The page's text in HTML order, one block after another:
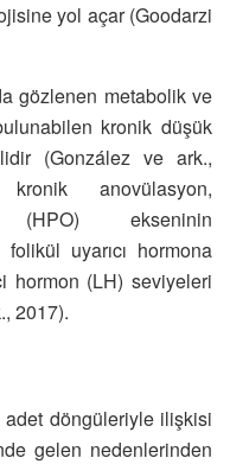
yol açar (Goodarzi
gözlenen metabolik ve
kronik düşük
(González ve ark.,
anovülasyon,
(HPO) ekseninin
uyarıcı hormona
hormon (LH) seviyeleri
2017).
döngüleriyle ilişkisi
gelen nedenlerinden